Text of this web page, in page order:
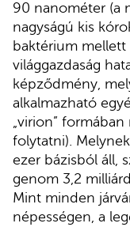
90 nanométer (a
nagyságú kis
baktérium
világgazdaság
képződmény,
alkalmazható
„virion”
folytatni).
ezer bázisból áll,
genom 3,2
Mint minden
népességen, a